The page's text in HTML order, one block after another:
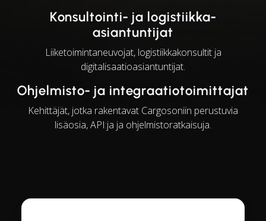
Konsultointi- ja logistiikka-
asiantuntijat
Liiketoimintaneuvojat, logistiikkakonsultit ja
digitalisaatioasiantuntijat.
Ohjelmisto- ja integraatiotoimittajat
Kehittäjät, jotka rakentavat Cargosoniin perustuvia
lisäosia, API:ja ja ohjelmistoratkaisuja.